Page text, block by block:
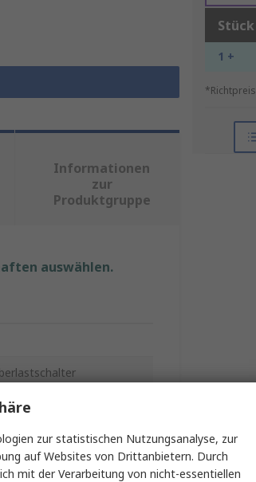
Stück
1 +
*Richtpreis
Informationen
zur
Produktgruppe
auswählen.
zur statistischen Nutzungsanalyse, zur
auf Websites von Drittanbietern. Durch
mit der Verarbeitung von nicht-essentiellen